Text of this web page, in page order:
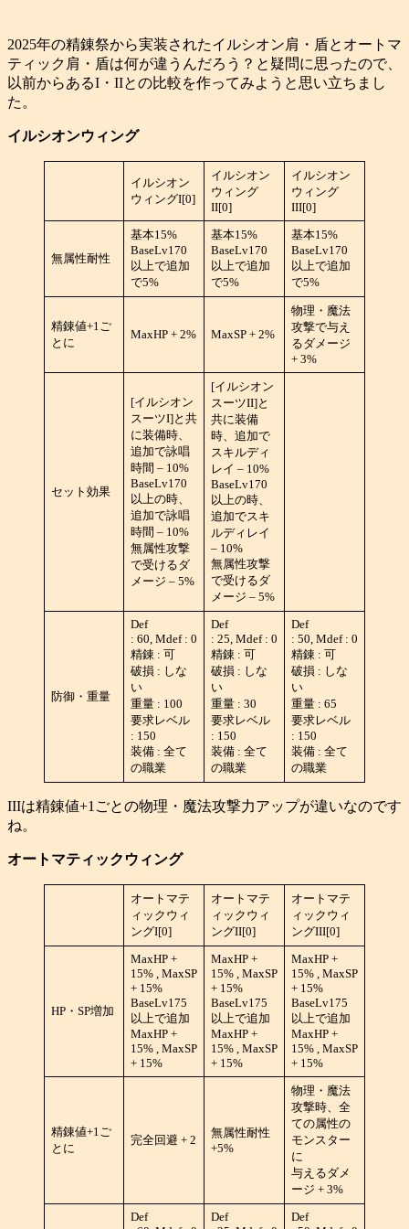
2025年の精錬祭から実装されたイルシオン肩・盾とオートマ
ティック肩・盾は何が違うんだろう？と疑問に思ったので、
以前からあるI・IIとの比較を作ってみようと思い立ちまし
た。
イルシオンウィング
イルシオン
ウィングI[0]
イルシオン
ウィング
II[0]
イルシオン
ウィング
III[0]
無属性耐性
基本15%
BaseLv170
以上で追加
で5%
基本15%
BaseLv170
以上で追加
で5%
基本15%
BaseLv170
以上で追加
で5%
精錬値+1ご
とに
MaxHP + 2% MaxSP + 2%
物理・魔法
攻撃で与え
るダメージ
+ 3%
セット効果
[イルシオン
スーツI]と共
に装備時、
追加で詠唱
時間 – 10%
BaseLv170
以上の時、
追加で詠唱
時間 – 10%
無属性攻撃
で受けるダ
メージ – 5%
[イルシオン
スーツII]と
共に装備
時、追加で
スキルディ
レイ – 10%
BaseLv170
以上の時、
追加でスキ
ルディレイ
– 10%
無属性攻撃
で受けるダ
メージ – 5%
防御・重量
Def
: 60, Mdef : 0
精錬 : 可
破損 : しな
い
重量 : 100
要求レベル
: 150
装備 : 全て
の職業
Def
: 25, Mdef : 0
精錬 : 可
破損 : しな
い
重量 : 30
要求レベル
: 150
装備 : 全て
の職業
Def
: 50, Mdef : 0
精錬 : 可
破損 : しな
い
重量 : 65
要求レベル
: 150
装備 : 全て
の職業
IIIは精錬値+1ごとの物理・魔法攻撃力アップが違いなのです
ね。
オートマティックウィング
オートマテ
ィックウィ
ングI[0]
オートマテ
ィックウィ
ングII[0]
オートマテ
ィックウィ
ングIII[0]
HP・SP増加
MaxHP +
15% , MaxSP
+ 15%
BaseLv175
以上で追加
MaxHP +
15% , MaxSP
+ 15%
MaxHP +
15% , MaxSP
+ 15%
BaseLv175
以上で追加
MaxHP +
15% , MaxSP
+ 15%
MaxHP +
15% , MaxSP
+ 15%
BaseLv175
以上で追加
MaxHP +
15% , MaxSP
+ 15%
精錬値+1ご
とに
完全回避 + 2
無属性耐性
+5%
物理・魔法
攻撃時、全
ての属性の
モンスター
に
与えるダメ
ージ + 3%
Def
Def
Def